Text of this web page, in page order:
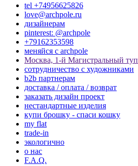
tel +74956625826
love@archpole.ru
дизайнерам
pinterest: @archpole
+79162353598
меняйся с аrchpole
Москва, 1-й Магистральный
cотрудничество с художниками
b2b партнерам
доставка / оплата / возврат
заказать дизайн проект
нестандартные изделия
купи брошку - спаси кошку
my flat
trade-in
экологично
о нас
F.A.Q.